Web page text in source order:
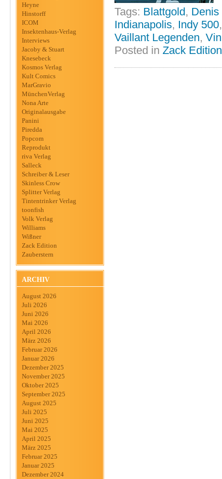
Heyne
Hinstorff
ICOM
Insektenhaus-Verlag
Interviews
Jacoby & Stuart
Knesebeck
Kosmos Verlag
Kult Comics
MarGravio
MünchenVerlag
Nona Arte
Originalausgabe
Panini
Piredda
Popcom
Reprodukt
riva Verlag
Salleck
Schreiber & Leser
Skinless Crow
Splitter Verlag
Tintentrinker Verlag
toonfish
Volk Verlag
Williams
Wißner
Zack Edition
Zauberstern
ARCHIV
August 2026
Juli 2026
Juni 2026
Mai 2026
April 2026
März 2026
Februar 2026
Januar 2026
Dezember 2025
November 2025
Oktober 2025
September 2025
August 2025
Juli 2025
Juni 2025
Mai 2025
April 2025
März 2025
Februar 2025
Januar 2025
Dezember 2024
Tags: Blattgold, Denis
Indianapolis, Indy 500
Vaillant Legenden,
Posted in Zack Edition